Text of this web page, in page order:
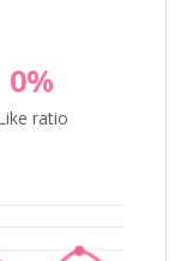
0%
ratio